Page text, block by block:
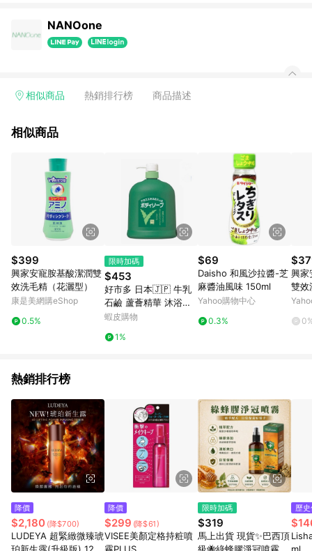
NANOone
相似商品 熱銷排行榜 商品描述
相似商品
$399
興家安寵胺基酸潔潤雙
效洗毛精（花灑型）
康是美網購eShop
0.5%
限時加碼
$453
好市多 日本🇯🇵 牛乳
石鹼 蘆薈精華 沐浴乳
1200ml
蝦皮購物
1%
$69
Daisho 和風沙拉醬-芝
麻醬油風味 150ml
Yahoo購物中心
0.3%
興家
雙效
熱銷排行榜
降價
$2,180 (降$700)
LUDEYA 超緊緻微臻琥
降價
$299 (降$61)
VISEE美顏定格持粧噴
限時加碼
$319
馬上出貨 現貨✨巴西頂
歷